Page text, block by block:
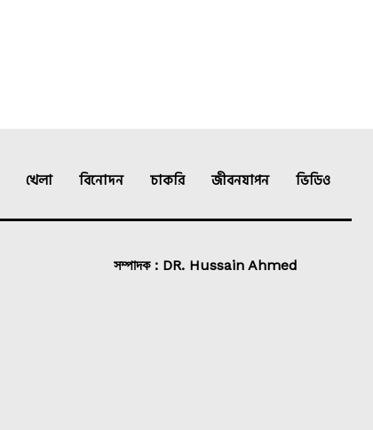
খেলা বিনোদন চাকরি জীবনযাপন ভিডিও
সম্পাদক : DR. Hussain Ahmed